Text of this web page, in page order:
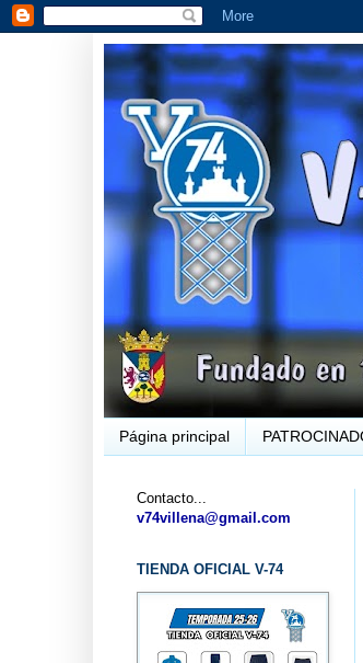
Página principal
Contacto...
v74villena@gmail.com
TIENDA OFICIAL V-74